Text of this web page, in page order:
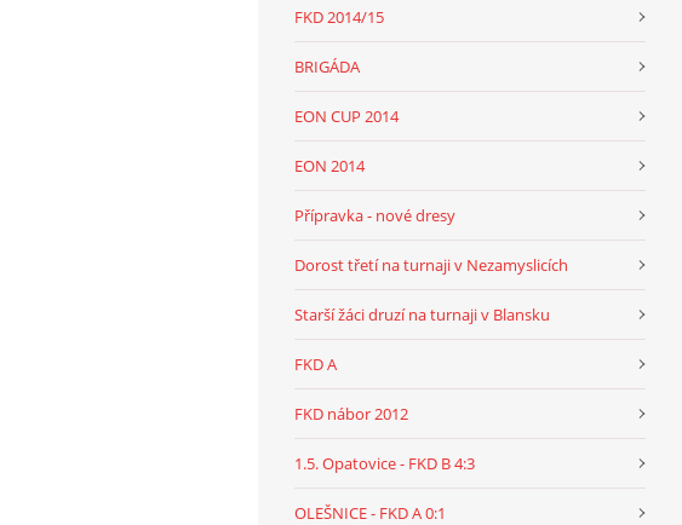
FKD 2014/15
BRIGÁDA
EON CUP 2014
EON 2014
Přípravka - nové dresy
Dorost třetí na turnaji v Nezamyslicích
Starší žáci druzí na turnaji v Blansku
FKD A
FKD nábor 2012
1.5. Opatovice - FKD B 4:3
OLEŠNICE - FKD A 0:1